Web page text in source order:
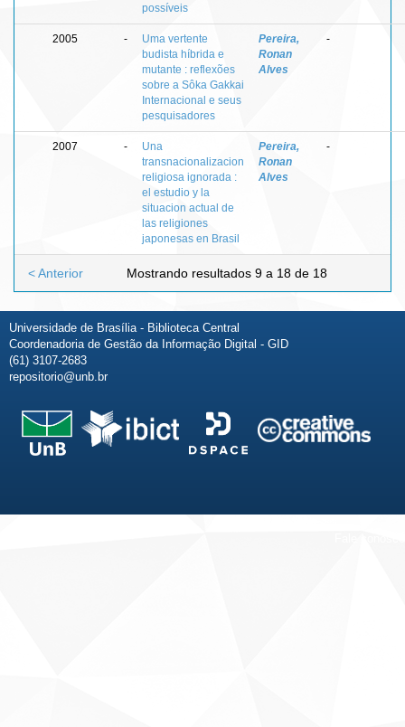
possíveis
2005 -
Uma vertente
budista híbrida e
mutante : reflexões
sobre a Sôka Gakkai
Internacional e seus
pesquisadores
Pereira,
Ronan
Alves
-
2007 -
Una
transnacionalizacion
religiosa ignorada :
el estudio y la
situacion actual de
las religiones
japonesas en Brasil
Pereira,
Ronan
Alves
-
Mostrando resultados 9 a 18 de 18
< Anterior
Universidade de Brasília - Biblioteca Central
Coordenadoria de Gestão da Informação Digital - GID
(61) 3107-2683
repositorio@unb.br